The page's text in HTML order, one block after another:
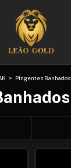
> Pingentes Banhados